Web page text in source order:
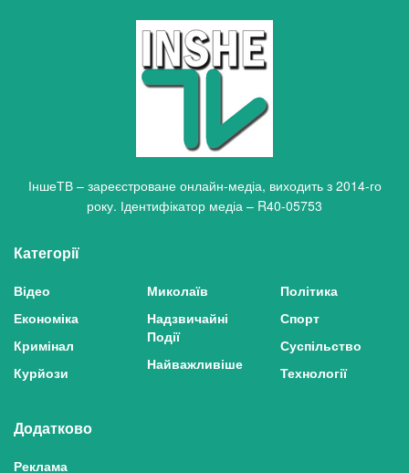
ІншеТВ – зареєстроване онлайн-медіа, виходить з 2014-го
року. Ідентифікатор медіа – R40-05753
Категорії
Відео
Економіка
Кримінал
Курйози
Миколаїв
Надзвичайні
Події
Найважливіше
Політика
Спорт
Суспільство
Технології
Додатково
Реклама